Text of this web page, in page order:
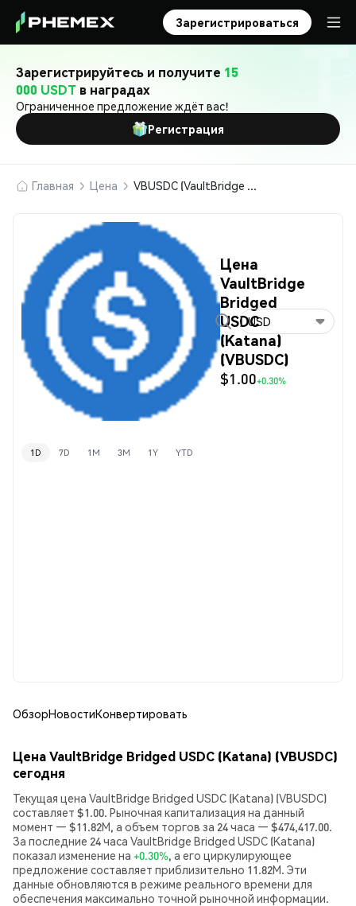
Зарегистрироваться
Зарегистрируйтесь и получите 15
000 USDT в наградах
Ограниченное предложение ждёт вас!
Регистрация
Главная Цена VBUSDC (VaultBridge Bridged USDC (Katana))
Цена
VaultBridge
Bridged
USDC
(Katana)
(VBUSDC)
$1.00+0.30%
USD
1D 7D 1M 3M 1Y YTD
ОбзорНовостиКонвертировать
Цена VaultBridge Bridged USDC (Katana) (VBUSDC)
сегодня
Текущая цена VaultBridge Bridged USDC (Katana) (VBUSDC)
составляет $1.00. Рыночная капитализация на данный
момент — $11.82M, а объем торгов за 24 часа — $474,417.00.
За последние 24 часа VaultBridge Bridged USDC (Katana)
показал изменение на +0.30%, а его циркулирующее
предложение составляет приблизительно 11.82M. Эти
данные обновляются в режиме реального времени для
обеспечения максимально точной рыночной информации.